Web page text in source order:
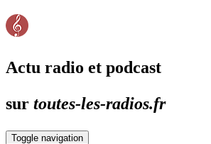
Actu radio et podcast
sur toutes-les-radios.fr
Toggle navigation